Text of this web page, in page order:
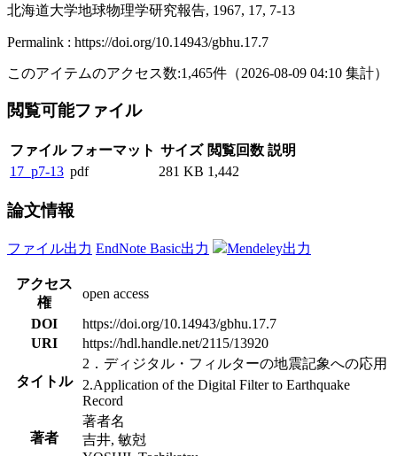
北海道大学地球物理学研究報告, 1967, 17, 7-13
Permalink : https://doi.org/10.14943/gbhu.17.7
このアイテムのアクセス数:1,465件 （2026-08-09 04:10 集計）
閲覧可能ファイル
ファイル フォーマット サイズ 閲覧回数 説明
17_p7-13 pdf 281 KB 1,442
論文情報
ファイル出力 EndNote Basic出力 Mendeley出力
アクセス
権
open access
DOI
https://doi.org/10.14943/gbhu.17.7
URI
https://hdl.handle.net/2115/13920
タイトル
2．ディジタル・フィルターの地震記象への応用
2.Application of the Digital Filter to Earthquake
Record
著者
著者名
吉井, 敏尅